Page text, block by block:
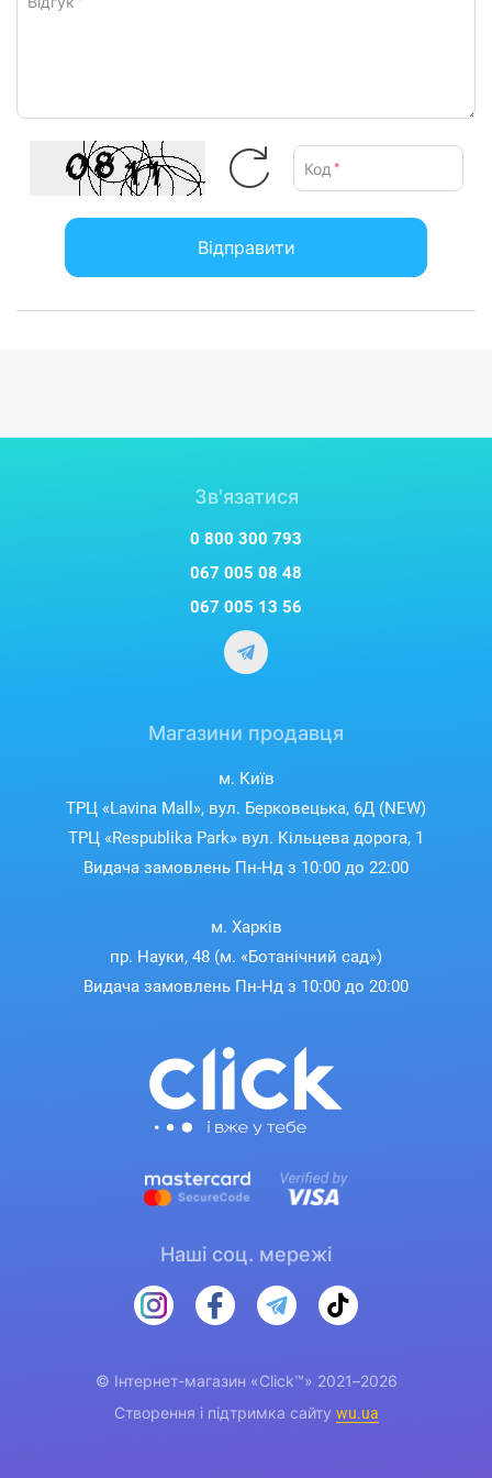
використовуються лише в комп’ютерних радіаторах, тому
Код *
Відправити
Зв'язатися
0 800 300 793
067 005 08 48
067 005 13 56
Магазини продавця
м. Київ
ТРЦ «Lavina Mall», вул. Берковецька, 6Д (NEW)
ТРЦ «Respublika Park» вул. Кільцева дорога, 1
Видача замовлень Пн-Нд з 10:00 до 22:00
м. Харків
пр. Науки, 48 (м. «Ботанічний сад»)
Видача замовлень Пн-Нд з 10:00 до 20:00
Наші соц. мережі
© Інтернет-магазин «Click™» 2021–2026
Створення і підтримка сайту wu.ua